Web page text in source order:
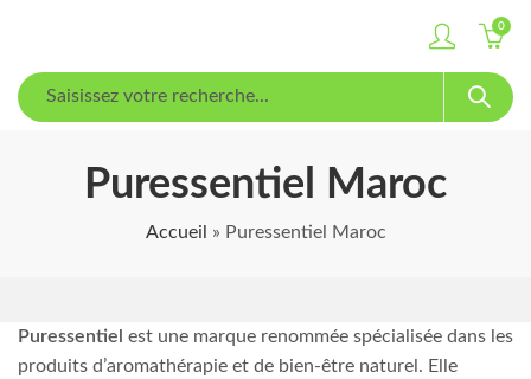
0
Puressentiel Maroc
Accueil » Puressentiel Maroc
Puressentiel est une marque renommée spécialisée dans les
produits d’aromathérapie et de bien-être naturel. Elle